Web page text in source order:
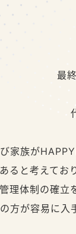
最
家族が
ると考えてお
理体制の確立
方が容易に入